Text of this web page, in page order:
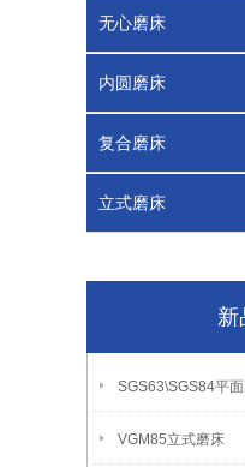
无心磨床
内圆磨床
复合磨床
立式磨床
新
SGS63\SGS84平
VGM85立式磨床